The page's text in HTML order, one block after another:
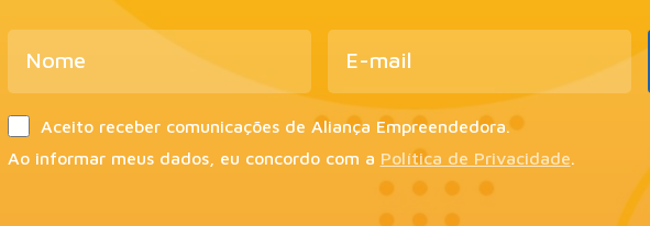
Aceito receber comunicações de Aliança Empreendedora.
Ao informar meus dados, eu concordo com a Política de Privacidade.